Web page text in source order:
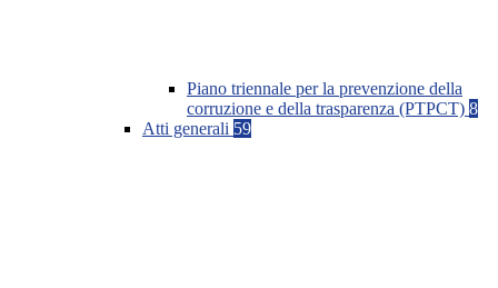
Piano triennale per la prevenzione della
corruzione e della trasparenza (PTPCT) 8
Atti generali 59